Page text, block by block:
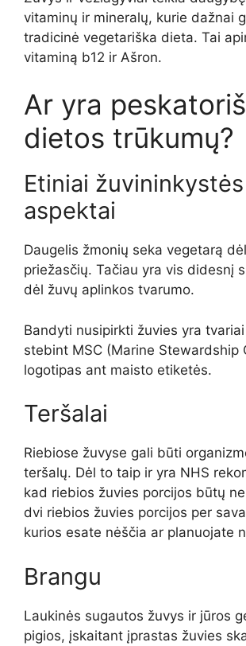
vitaminų ir mineralų, kurie dažnai
tradicinė vegetariška dieta. Tai
vitaminą b12 ir Ašron.
Ar yra
dietos trūkumų?
Etiniai žuvininkystės
aspektai
Daugelis žmonių seka vegetarą
priežasčių. Tačiau yra vis didesnį
dėl žuvų aplinkos tvarumo.
Bandyti nusipirkti žuvies yra
stebint MSC (Marine Stewardship
logotipas ant maisto etiketės.
Teršalai
Riebiose žuvyse gali būti
teršalų. Dėl to taip ir yra NHS
kad riebios žuvies porcijos būtų
dvi riebios žuvies porcijos per
kurios esate nėščia ar planuojate
Brangu
Laukinės sugautos žuvys ir jūros
pigios, įskaitant įprastas žuvies